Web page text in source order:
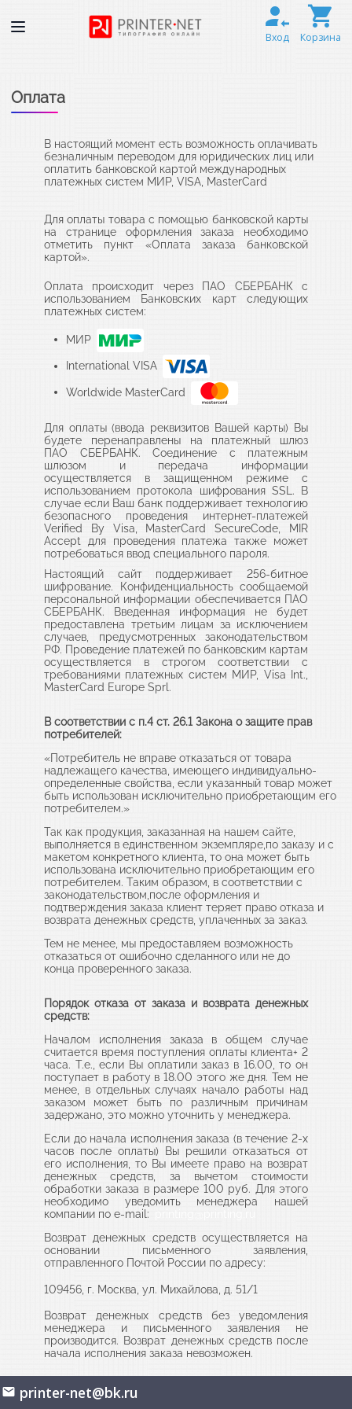
Вход Корзина
Оплата
В настоящий момент есть возможность оплачивать
безналичным переводом для юридических лиц или
оплатить банковской картой международных
платежных систем МИР, VISA, MasterCard
Для оплаты товара с помощью банковской карты
на странице оформления заказа необходимо
отметить пункт «Оплата заказа банковской
картой».
Оплата происходит через ПАО СБЕРБАНК с
использованием Банковских карт следующих
платежных систем:
МИР
International VISA
Worldwide MasterCard
Для оплаты (ввода реквизитов Вашей карты) Вы
будете перенаправлены на платежный шлюз
ПАО СБЕРБАНК. Соединение с платежным
шлюзом и передача информации
осуществляется в защищенном режиме с
использованием протокола шифрования SSL. В
случае если Ваш банк поддерживает технологию
безопасного проведения интернет-платежей
Verified By Visa, MasterCard SecureCode, MIR
Accept для проведения платежа также может
потребоваться ввод специального пароля.
Настоящий сайт поддерживает 256-битное
шифрование. Конфиденциальность сообщаемой
персональной информации обеспечивается ПАО
СБЕРБАНК. Введенная информация не будет
предоставлена третьим лицам за исключением
случаев, предусмотренных законодательством
РФ. Проведение платежей по банковским картам
осуществляется в строгом соответствии с
требованиями платежных систем МИР, Visa Int.,
MasterCard Europe Sprl.
В соответствии с п.4 ст. 26.1 Закона о защите прав
потребителей:
«Потребитель не вправе отказаться от товара
надлежащего качества, имеющего индивидуально-
определенные свойства, если указанный товар может
быть использован исключительно приобретающим его
потребителем.»
Так как продукция, заказанная на нашем сайте,
выполняется в единственном экземпляре,по заказу и с
макетом конкретного клиента, то она может быть
использована исключительно приобретающим его
потребителем. Таким образом, в соответствии с
законодательством,после оформления и
подтверждения заказа клиент теряет право отказа и
возврата денежных средств, уплаченных за заказ.
Тем не менее, мы предоставляем возможность
отказаться от ошибочно сделанного или не до
конца проверенного заказа.
Порядок отказа от заказа и возврата денежных
средств:
Началом исполнения заказа в общем случае
считается время поступления оплаты клиента+ 2
часа. Т.е., если Вы оплатили заказ в 16.00, то он
поступает в работу в 18.00 этого же дня. Тем не
менее, в отдельных случаях начало работы над
заказом может быть по различным причинам
задержано, это можно уточнить у менеджера.
Если до начала исполнения заказа (в течение 2-х
часов после оплаты) Вы решили отказаться от
его исполнения, то Вы имеете право на возврат
денежных средств, за вычетом стоимости
обработки заказа в размере 100 руб. Для этого
необходимо уведомить менеджера нашей
компании по e-mail:
Возврат денежных средств осуществляется на
основании письменного заявления,
отправленного Почтой России по адресу:
109456, г. Москва, ул. Михайлова, д. 51/1
Возврат денежных средств без уведомления
менеджера и письменного заявления не
производится. Возврат денежных средств после
начала исполнения заказа невозможен.
printer-net@bk.ru